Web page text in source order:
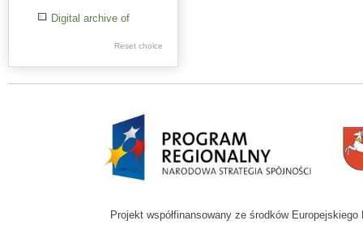
Digital archive of
Reset choice
Projekt współfinansowany ze środków